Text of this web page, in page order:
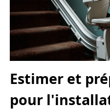
Estimer et
pour